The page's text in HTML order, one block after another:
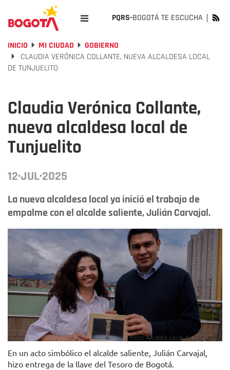
PQRS-BOGOTÁ TE ESCUCHA
INICIO MI CIUDAD
GOBIERNO
CLAUDIA VERÓNICA COLLANTE, NUEVA ALCALDESA LOCAL
DE TUNJUELITO
Claudia Verónica Collante,
nueva alcaldesa local de
Tunjuelito
12·JUL·2025
La nueva alcaldesa local ya inició el trabajo de
empalme con el alcalde saliente, Julián Carvajal.
Foto: Alcaldía Local de Tunjuelito
En un acto simbólico el alcalde saliente, Julián Carvajal,
hizo entrega de la llave del Tesoro de Bogotá.